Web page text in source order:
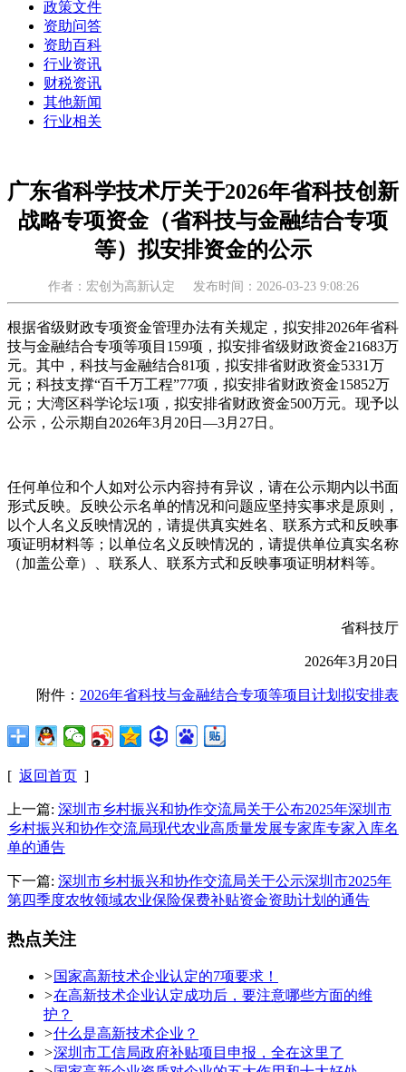
政策文件
资助问答
资助百科
行业资讯
财税资讯
其他新闻
行业相关
广东省科学技术厅关于2026年省科技创新
战略专项资金（省科技与金融结合专项
等）拟安排资金的公示
作者：宏创为高新认定 发布时间：2026-03-23 9:08:26
根据省级财政专项资金管理办法有关规定，拟安排2026年省科
技与金融结合专项等项目159项，拟安排省级财政资金21683万
元。其中，科技与金融结合81项，拟安排省财政资金5331万
元；科技支撑“百千万工程”77项，拟安排省财政资金15852万
元；大湾区科学论坛1项，拟安排省财政资金500万元。现予以
公示，公示期自2026年3月20日—3月27日。
任何单位和个人如对公示内容持有异议，请在公示期内以书面
形式反映。反映公示名单的情况和问题应坚持实事求是原则，
以个人名义反映情况的，请提供真实姓名、联系方式和反映事
项证明材料等；以单位名义反映情况的，请提供单位真实名称
（加盖公章）、联系人、联系方式和反映事项证明材料等。
省科技厅
2026年3月20日
附件： 2026年省科技与金融结合专项等项目计划拟安排表
[ 返回首页 ]
上一篇: 深圳市乡村振兴和协作交流局关于公布2025年深圳市
乡村振兴和协作交流局现代农业高质量发展专家库专家入库名
单的通告
下一篇: 深圳市乡村振兴和协作交流局关于公示深圳市2025年
第四季度农牧领域农业保险保费补贴资金资助计划的通告
热点关注
>国家高新技术企业认定的7项要求！
>在高新技术企业认定成功后，要注意哪些方面的维
护？
>什么是高新技术企业？
>深圳市工信局政府补贴项目申报，全在这里了